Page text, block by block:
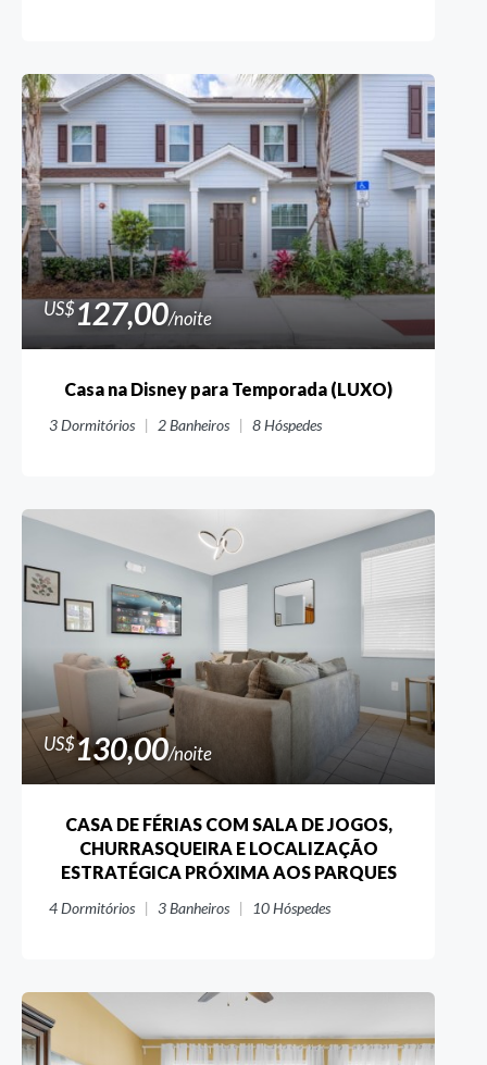
US$127,00/noite
Casa na Disney para Temporada (LUXO)
3Dormitórios 2Banheiros 8Hóspedes
US$130,00/noite
CASA DE FÉRIAS COM SALA DE JOGOS,
CHURRASQUEIRA E LOCALIZAÇÃO
ESTRATÉGICA PRÓXIMA AOS PARQUES
4Dormitórios 3Banheiros 10Hóspedes